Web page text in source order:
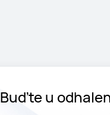
Buďte u